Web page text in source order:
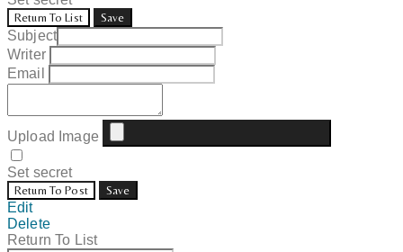
Return To List Save
Subject
Writer
Email
Upload Image
Set secret
Return To Post Save
Edit
Delete
Return To List